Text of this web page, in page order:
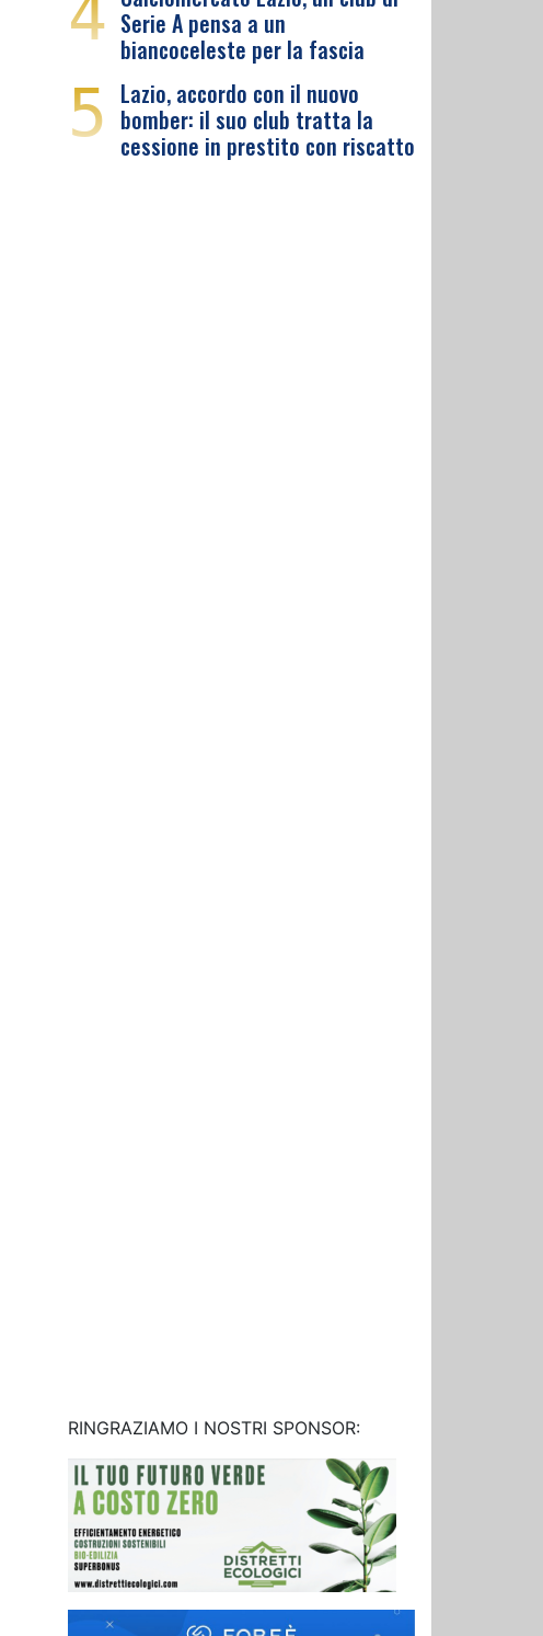
4 Serie A pensa a un
biancoceleste per la fascia
5 Lazio, accordo con il nuovo
bomber: il suo club tratta la
cessione in prestito con riscatto
RINGRAZIAMO I NOSTRI SPONSOR: